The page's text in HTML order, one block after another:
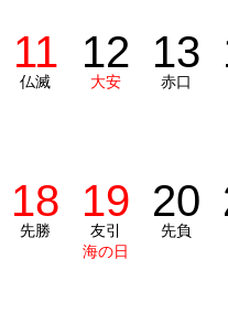
11
仏滅
12
大安
13
赤口
18
先勝
19
友引
海の日
20
先負